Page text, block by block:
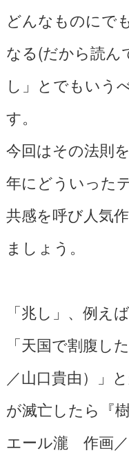
どんなものにで
なる(だから読ん
し」とでもいう
す。
今回はその法則
年にどういった
共感を呼び人気
ましょう。
「兆し」、例え
「天国で割腹し
／山口貴由）」
が滅亡したら『
エール瀧 作画／